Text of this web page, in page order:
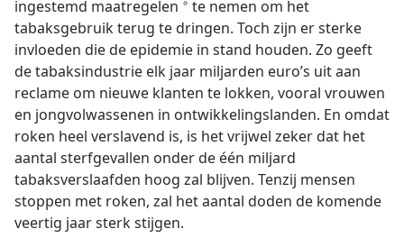
ingestemd maatregelen *te nemen om het
tabaksgebruik terug te dringen. Toch zijn er sterke
invloeden die de epidemie in stand houden. Zo geeft
de tabaksindustrie elk jaar miljarden euro’s uit aan
reclame om nieuwe klanten te lokken, vooral vrouwen
en jongvolwassenen in ontwikkelingslanden. En omdat
roken heel verslavend is, is het vrijwel zeker dat het
aantal sterfgevallen onder de één miljard
tabaksverslaafden hoog zal blijven. Tenzij mensen
stoppen met roken, zal het aantal doden de komende
veertig jaar sterk stijgen.